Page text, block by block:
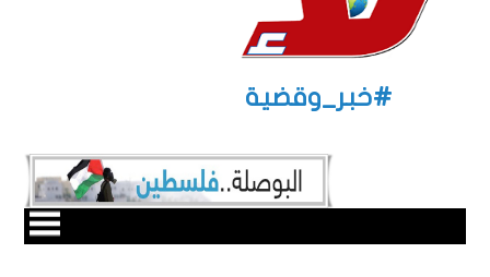
#خبر_وقضية